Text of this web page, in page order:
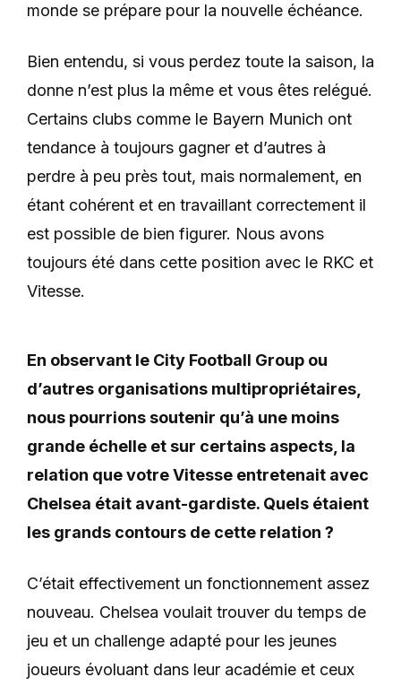
monde se prépare pour la nouvelle échéance.
Bien entendu, si vous perdez toute la saison, la
donne n’est plus la même et vous êtes relégué.
Certains clubs comme le Bayern Munich ont
tendance à toujours gagner et d’autres à
perdre à peu près tout, mais normalement, en
étant cohérent et en travaillant correctement il
est possible de bien figurer. Nous avons
toujours été dans cette position avec le RKC et
Vitesse.
En observant le City Football Group ou
d’autres organisations multipropriétaires,
nous pourrions soutenir qu’à une moins
grande échelle et sur certains aspects, la
relation que votre Vitesse entretenait avec
Chelsea était avant-gardiste. Quels étaient
les grands contours de cette relation ?
C’était effectivement un fonctionnement assez
nouveau. Chelsea voulait trouver du temps de
jeu et un challenge adapté pour les jeunes
joueurs évoluant dans leur académie et ceux